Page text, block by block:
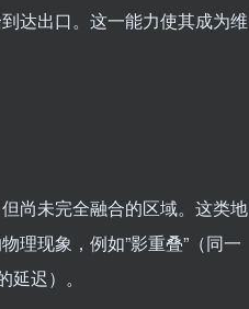
达出口。这一能力使其成为维
尚未完全融合的区域。这类地
理现象，例如”影重叠”（同一
迟）。